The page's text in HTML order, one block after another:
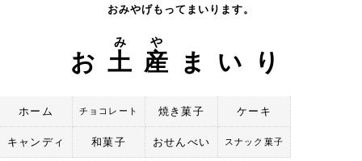
おみやげもってまいります。
お 土
み
産
や
まいり
ホーム チョコレート 焼き菓子 ケーキ
キャンディ 和菓子 おせんべい スナック菓子